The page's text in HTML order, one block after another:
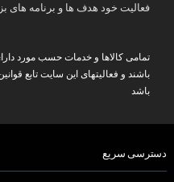
فعالیت خود هدف ها و برنامه های
تمامی کالاها و خدمات حسب مورد
باشند و فعالیتهای این سایت تابع
باشد
دسترسی سریع